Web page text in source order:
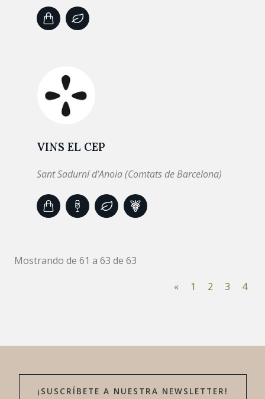
VINS EL CEP
Sant Sadurní d’Anoia (Comtats de Barcelona)
Mostrando de 61 a 63 de 63
«
1 2 3 4
¡SUSCRÍBETE A NUESTRA NEWSLETTER!